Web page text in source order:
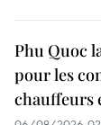
Phu Quoc
pour les
chauffeurs